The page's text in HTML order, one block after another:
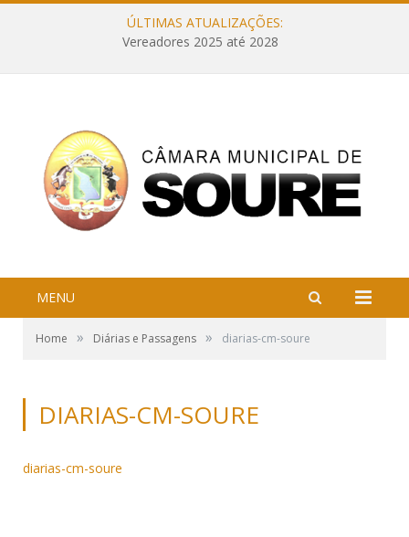
ÚLTIMAS ATUALIZAÇÕES:
Vereadores 2025 até 2028
MENU
Home » Diárias e Passagens » diarias-cm-soure
DIARIAS-CM-SOURE
diarias-cm-soure